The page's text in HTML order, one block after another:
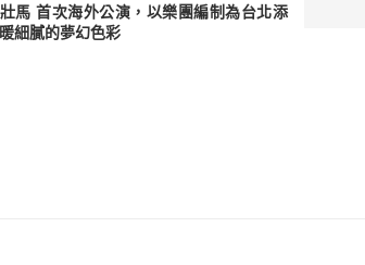
馬 首次海外公演，以樂團編制為台北添
細膩的夢幻色彩